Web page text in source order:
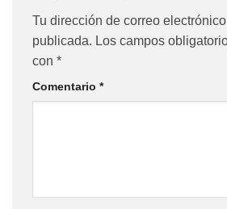
Tu dirección de correo
publicada. Los campos
con *
Comentario *